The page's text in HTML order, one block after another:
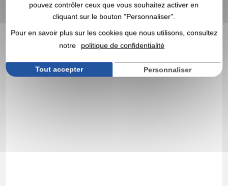
pouvez contrôler ceux que vous souhaitez activer en
cliquant sur le bouton "Personnaliser".
Pour en savoir plus sur les cookies que nous utilisons, consultez
notre
politique de confidentialité
Tout accepter Personnaliser